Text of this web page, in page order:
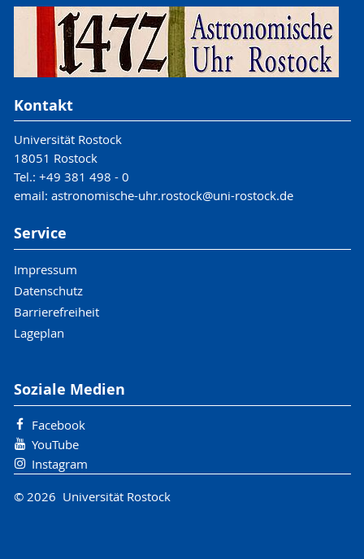
Kontakt
Universität Rostock
18051 Rostock
Tel.: +49 381 498 - 0
email: astronomische-uhr.rostock@uni-rostock.de
Service
Impressum
Datenschutz
Barrierefreiheit
Lageplan
Soziale Medien
Facebook
YouTube
Instagram
© 2026 Universität Rostock